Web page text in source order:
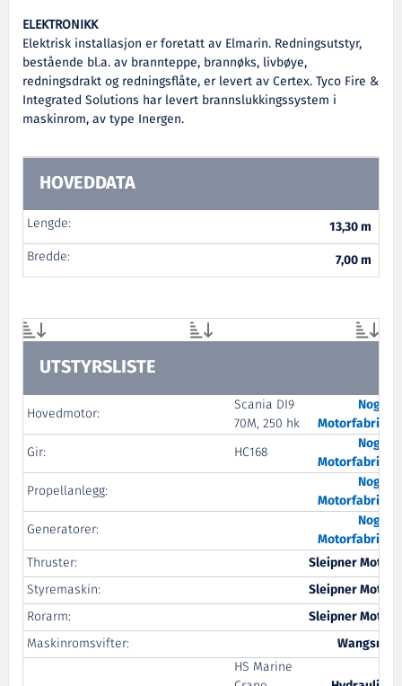
ELEKTRONIKK
Elektrisk installasjon er foretatt av Elmarin. Redningsutstyr,
bestående bl.a. av brannteppe, brannøks, livbøye,
redningsdrakt og redningsflåte, er levert av Certex. Tyco Fire &
Integrated Solutions har levert brannslukkingssystem i
maskinrom, av type Inergen.
HOVEDDATA
Lengde:
13,30 m
Bredde:
7,00 m
UTSTYRSLISTE
Hovedmotor:
Scania DI9
70M, 250 hk
Nogva
Motorfabrikk
Gir:
HC168
Nogva
Motorfabrikk
Propellanlegg:
Nogva
Motorfabrikk
Generatorer:
Nogva
Motorfabrikk
Thruster:
Sleipner Motor
Styremaskin:
Sleipner Motor
Rorarm:
Sleipner Motor
Maskinromsvifter:
Wangsmo
HS Marine